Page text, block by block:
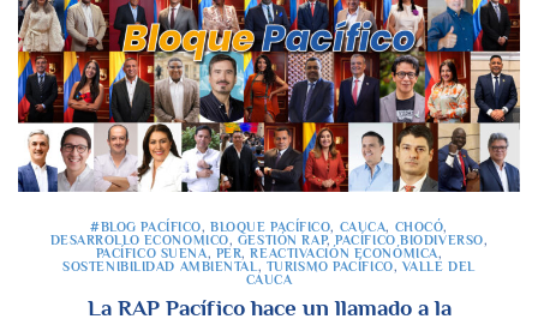
#BLOG PACÍFICO,BLOQUE PACÍFICO, CAUCA, CHOCÓ,
DESARROLLO ECONOMICO, GESTIÓN RAP,PACÍFICO BIODIVERSO,
PACÍFICO SUENA, PER,REACTIVACIÓN ECONÓMICA,
SOSTENIBILIDAD AMBIENTAL, TURISMO PACÍFICO, VALLE DEL
CAUCA
La RAP Pacífico hace un llamado a la